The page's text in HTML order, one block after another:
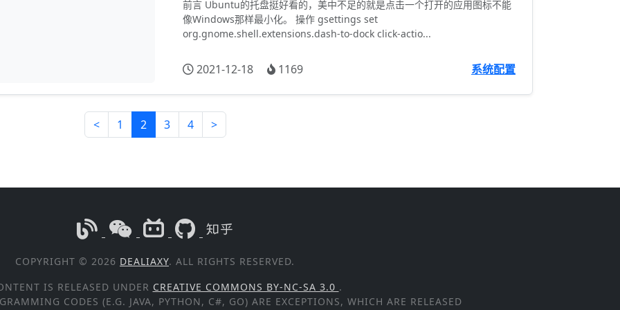
前言 Ubuntu的托盘挺好看的，美中不足的就是点击一个打开的应用图标不能
像Windows那样最小化。 操作 gsettings set
org.gnome.shell.extensions.dash-to-dock click-actio...
2021-12-18 1169 系统配置
< 1 2 3 4 >
COPYRIGHT © 2026 DEALIAXY. ALL RIGHTS RESERVED.
IS RELEASED UNDER CREATIVE COMMONS BY-NC-SA 3.0 .
CODES (E.G. JAVA, PYTHON, C#, GO) ARE EXCEPTIONS, WHICH ARE RELEASED